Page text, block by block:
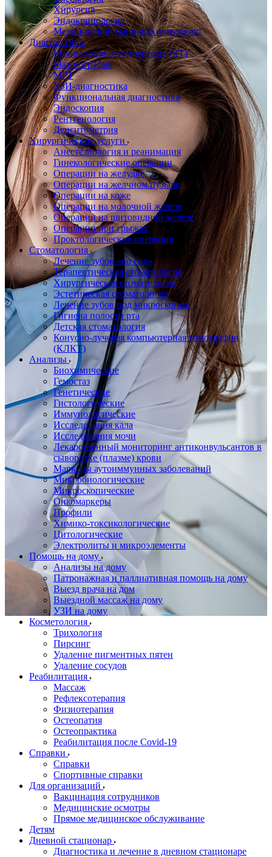
Хирургия
Эндокринология
Медицинский маникюр и педикюр
Диагностика
Компьютерная томография (КТ)
Маммография
МРТ
УЗИ-диагностика
Функциональная диагностика
Эндоскопия
Рентгенология
Денситометрия
Хирургические услуги
Анестезиология и реанимация
Гинекологические операции
Операции на желудке
Операции на желчном пузыре
Операции на коже
Операции на молочной железе
Операции на щитовидной железе
Операции при грыжах
Проктологические операции
Стоматология
Лечение зубов «во сне»
Терапевтическая стоматология
Хирургическая стоматология
Эстетическая стоматология
Лечение зубов под микроскопом
Гигиена полости рта
Детская стоматология
Конусно-лучевая компьютерная томография
(КЛКТ)
Анализы
Биохимические
Гемостаз
Генетические
Гистологические
Иммунологические
Исследования кала
Исследования мочи
Лекарственный мониторинг антиконвульсантов в
сыворотке (плазме) крови
Маркеры аутоиммунных заболеваний
Микробиологические
Микроскопические
Онкомаркеры
Профили
Химико-токсикологические
Цитологические
Электролиты и микроэлементы
Помощь на дому
Анализы на дому
Патронажная и паллиативная помощь на дому
Выезд врача на дом
Выездной массаж на дому
УЗИ на дому
Косметология
Трихология
Пирсинг
Удаление пигментных пятен
Удаление сосудов
Реабилитация
Массаж
Рефлексотерапия
Физиотерапия
Остеопатия
Остеопрактика
Реабилитация после Covid-19
Справки
Справки
Спортивные справки
Для организаций
Вакцинация сотрудников
Медицинские осмотры
Прямое медицинское обслуживание
Детям
Дневной стационар
Диагностика и лечение в дневном стационаре